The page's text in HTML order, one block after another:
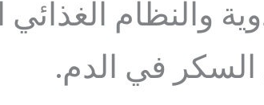
والنظام
في الدم.